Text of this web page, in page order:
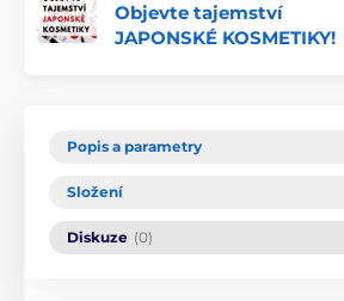
Objevte tajemství
JAPONSKÉ KOSMETIKY!
Popis a parametry
Složení
Diskuze (0)